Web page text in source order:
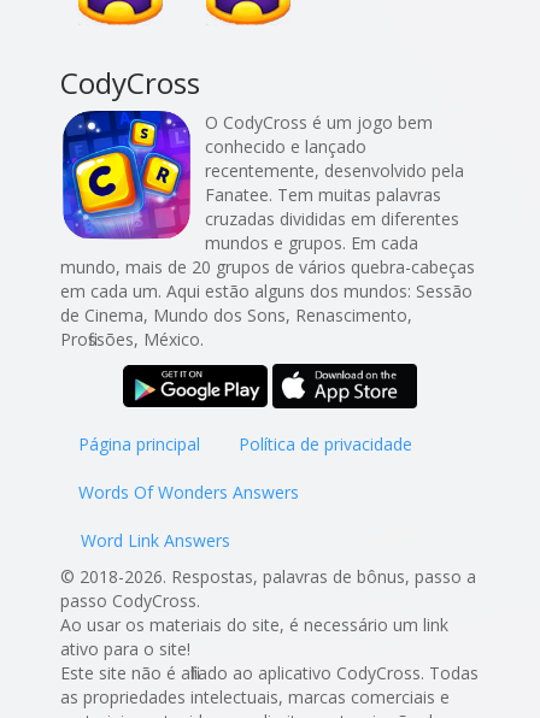
CodyCross
O CodyCross é um jogo bem
conhecido e lançado
recentemente, desenvolvido pela
Fanatee. Tem muitas palavras
cruzadas divididas em diferentes
mundos e grupos. Em cada
mundo, mais de 20 grupos de vários quebra-cabeças
em cada um. Aqui estão alguns dos mundos: Sessão
de Cinema, Mundo dos Sons, Renascimento,
Profissões, México.
Página principal Política de privacidade
Words Of Wonders Answers
Word Link Answers
© 2018-2026. Respostas, palavras de bônus, passo a
passo CodyCross.
Ao usar os materiais do site, é necessário um link
ativo para o site!
Este site não é afiliado ao aplicativo CodyCross. Todas
as propriedades intelectuais, marcas comerciais e